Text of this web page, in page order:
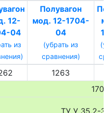
12-
04
из
Полувагон
мод. 12-1704-
04
(убрать из
сравнения)
1263
ТУ У 35.2-